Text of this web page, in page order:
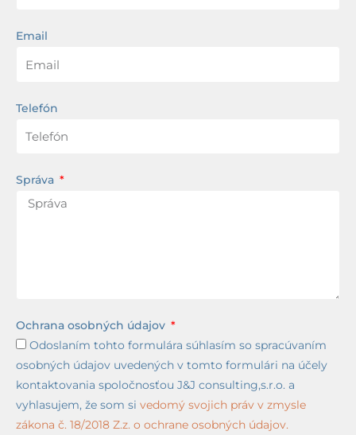
Email
Telefón
Správa
Ochrana osobných údajov
Odoslaním tohto formulára súhlasím so spracúvaním
osobných údajov uvedených v tomto formulári na účely
kontaktovania spoločnosťou J&J consulting,s.r.o. a
vyhlasujem, že som si vedomý svojich práv v zmysle
zákona č. 18/2018 Z.z. o ochrane osobných údajov.